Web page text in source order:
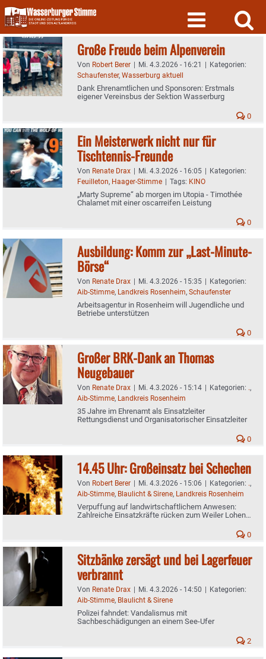
Skip
to
content
Große Freude beim Alpenverein
Von Robert Berer | Mi. 4.3.2026 - 16:21 | Kategorien:
Schaufenster, Wasserburg aktuell
Dank Ehrenamtlichen und Sponsoren: Erstmals
eigener Vereinsbus der Sektion Wasserburg
0
Ein Meisterwerk nicht nur für
Tischtennis-Freunde
Von Renate Drax | Mi. 4.3.2026 - 16:05 | Kategorien:
Feuilleton, Haager-Stimme | Tags: KINO
„Marty Supreme“ ab morgen im Utopia - Timothée
Chalamet mit einer oscarreifen Leistung
0
Ausbildung: Komm zur „Last-Minute-
Börse“
Von Renate Drax | Mi. 4.3.2026 - 15:35 | Kategorien:
Aib-Stimme, Landkreis Rosenheim, Schaufenster
Arbeitsagentur in Rosenheim will Jugendliche und
Betriebe unterstützen
0
Großer BRK-Dank an Thomas
Neugebauer
Von Renate Drax | Mi. 4.3.2026 - 15:14 | Kategorien: .,
Aib-Stimme, Landkreis Rosenheim
35 Jahre im Ehrenamt als Einsatzleiter
Rettungsdienst und Organisatorischer Einsatzleiter
0
14.45 Uhr: Großeinsatz bei Schechen
Von Robert Berer | Mi. 4.3.2026 - 15:06 | Kategorien: .,
Aib-Stimme, Blaulicht & Sirene, Landkreis Rosenheim
Verpuffung auf landwirtschaftlichem Anwesen:
Zahlreiche Einsatzkräfte rücken zum Weiler Lohen
0
Sitzbänke zersägt und bei Lagerfeuer
verbrannt
Von Renate Drax | Mi. 4.3.2026 - 14:50 | Kategorien:
Aib-Stimme, Blaulicht & Sirene
Polizei fahndet: Vandalismus mit
Sachbeschädigungen an einem See-Ufer
2